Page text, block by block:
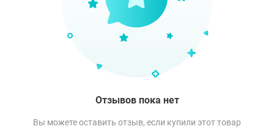
Отзывов пока нет
Вы можете оставить отзыв, если купили этот товар